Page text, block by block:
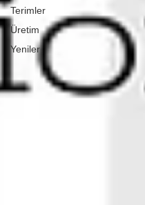
Terimler
Üretim
Yeniler